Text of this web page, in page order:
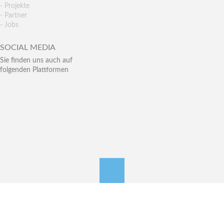
- Projekte
- Partner
- Jobs
SOCIAL MEDIA
Sie finden uns auch auf
folgenden Plattformen